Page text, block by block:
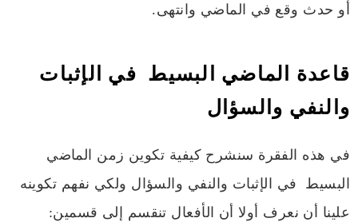
أو حدث وقع في الماضي وانتهى.
قاعدة الماضي البسيط في الإثبات
والنفي والسؤال
في هذه الفقرة سنشرح كيفية تكوين زمن الماضي
البسيط في الإثبات والنفي والسؤال ولكي نفهم تكوينه
علينا أن نعرف أولا أن الأفعال تنقسم إلى قسمين: